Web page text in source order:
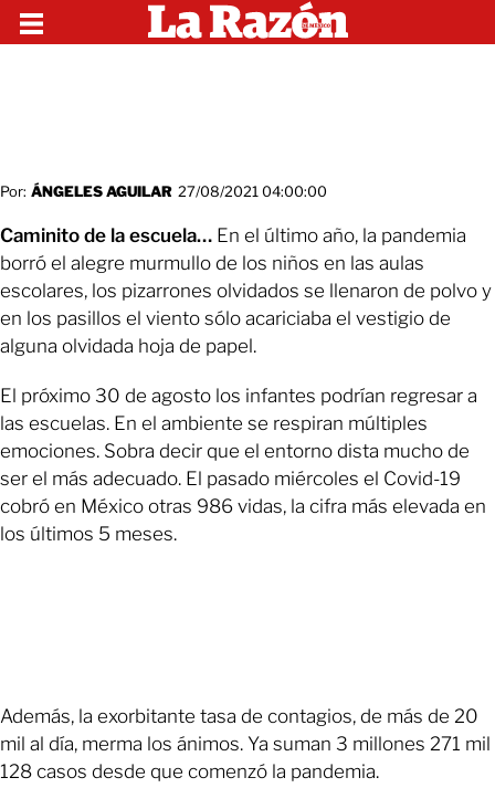
Por: ÁNGELES AGUILAR 27/08/2021 04:00:00
Caminito de la escuela… En el último año, la pandemia
borró el alegre murmullo de los niños en las aulas
escolares, los pizarrones olvidados se llenaron de polvo y
en los pasillos el viento sólo acariciaba el vestigio de
alguna olvidada hoja de papel.
El próximo 30 de agosto los infantes podrían regresar a
las escuelas. En el ambiente se respiran múltiples
emociones. Sobra decir que el entorno dista mucho de
ser el más adecuado. El pasado miércoles el Covid-19
cobró en México otras 986 vidas, la cifra más elevada en
los últimos 5 meses.
Además, la exorbitante tasa de contagios, de más de 20
mil al día, merma los ánimos. Ya suman 3 millones 271 mil
128 casos desde que comenzó la pandemia.